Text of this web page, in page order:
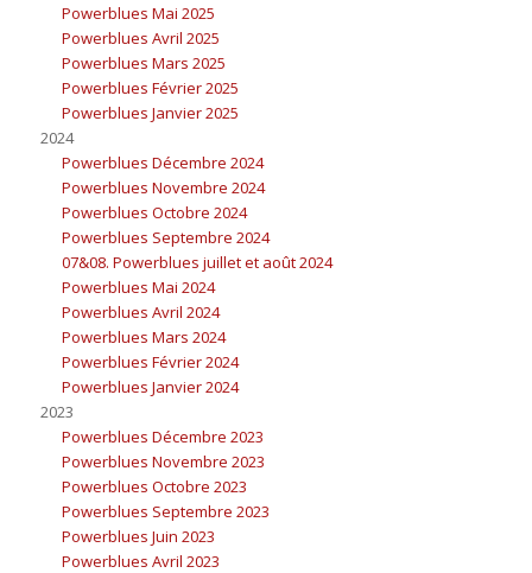
Powerblues Mai 2025
Powerblues Avril 2025
Powerblues Mars 2025
Powerblues Février 2025
Powerblues Janvier 2025
2024
Powerblues Décembre 2024
Powerblues Novembre 2024
Powerblues Octobre 2024
Powerblues Septembre 2024
07&08. Powerblues juillet et août 2024
Powerblues Mai 2024
Powerblues Avril 2024
Powerblues Mars 2024
Powerblues Février 2024
Powerblues Janvier 2024
2023
Powerblues Décembre 2023
Powerblues Novembre 2023
Powerblues Octobre 2023
Powerblues Septembre 2023
Powerblues Juin 2023
Powerblues Avril 2023